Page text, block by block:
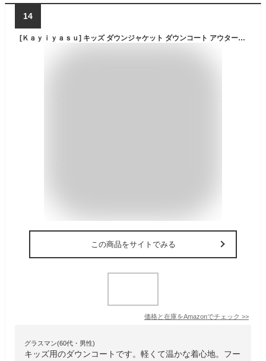
14
[Ｋａｙｉｙａｓｕ] キッズ ダウンジャケット ダウンコート アウター 男の子 女の子 子供 冬 フード付き 防寒 無地 100-160(110 ホワイト)
この商品をサイトでみる
価格と在庫をAmazonでチェック >>
グラスマン(60代・男性)
キッズ用のダウンコートです。軽くて温かな着心地。フー